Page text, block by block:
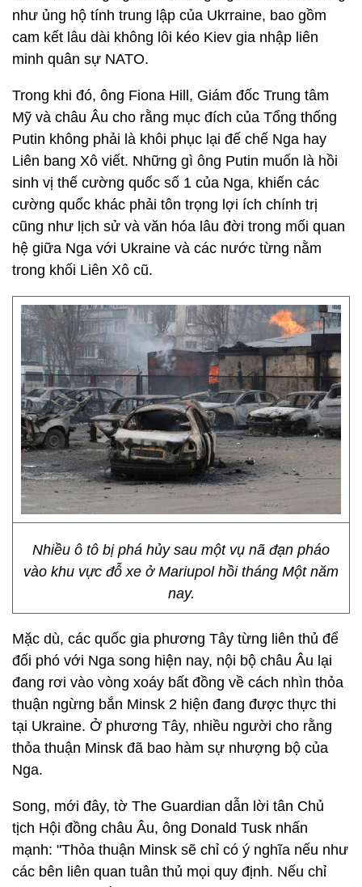
như ủng hộ tính trung lập của Ukrraine, bao gồm
cam kết lâu dài không lôi kéo Kiev gia nhập liên
minh quân sự NATO.
Trong khi đó, ông Fiona Hill, Giám đốc Trung tâm
Mỹ và châu Âu cho rằng mục đích của Tổng thống
Putin không phải là khôi phục lại đế chế Nga hay
Liên bang Xô viết. Những gì ông Putin muốn là hồi
sinh vị thế cường quốc số 1 của Nga, khiến các
cường quốc khác phải tôn trọng lợi ích chính trị
cũng như lịch sử và văn hóa lâu đời trong mối quan
hệ giữa Nga với Ukraine và các nước từng nằm
trong khối Liên Xô cũ.
Nhiều ô tô bị phá hủy sau một vụ nã đạn pháo
vào khu vực đỗ xe ở Mariupol hồi tháng Một năm
nay.
Mặc dù, các quốc gia phương Tây từng liên thủ để
đối phó với Nga song hiện nay, nội bộ châu Âu lại
đang rơi vào vòng xoáy bất đồng về cách nhìn thỏa
thuận ngừng bắn Minsk 2 hiện đang được thực thi
tại Ukraine. Ở phương Tây, nhiều người cho rằng
thỏa thuận Minsk đã bao hàm sự nhượng bộ của
Nga.
Song, mới đây, tờ The Guardian dẫn lời tân Chủ
tịch Hội đồng châu Âu, ông Donald Tusk nhấn
mạnh: "Thỏa thuận Minsk sẽ chỉ có ý nghĩa nếu như
các bên liên quan tuân thủ mọi quy định. Nếu chỉ